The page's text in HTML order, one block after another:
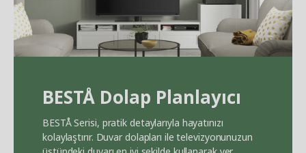
BESTÅ Dolap Planlayıcı
BESTÅSerisi, pratik detaylarıyla hayatınızı
kolaylaştırır. Duvar dolapları ile televizyonunuzun